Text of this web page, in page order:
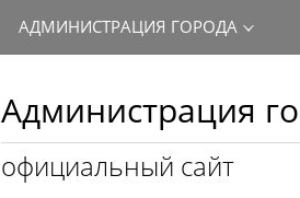
Администрация
официальный сайт
АДМИНИСТРАЦИЯ ГОРОДА